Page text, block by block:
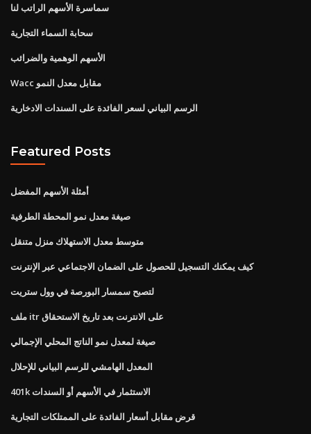
سماسرة الأسهم الراتب لنا
سحابة السماء التجارية
الأسهم الوهمية والضرائب
Wacc مقابل معدل النمو
الرسم البياني لسعر الفائدة على السندات الادخارية
Featured Posts
أمثلة الأسهم المفضل
صيغة معدل نمو المحطة الطرفية
متوسط ​​معدل الاستهلاك منزل متنقل
كيف يمكنك التسجيل للحصول على الضمان الاجتماعي عبر الإنترنت
لتصبح سمسار البورصة في وول ستريت
ملف itr على الانترنت بعد تاريخ الاستحقاق
صيغة لمعدل نمو الناتج المحلي الإجمالي
المعدل الهامشي للرسم البياني للإحلال
401k الاستثمار في الأسهم أو السندات
قرض مقابل أسعار الفائدة على الممتلكات التجارية